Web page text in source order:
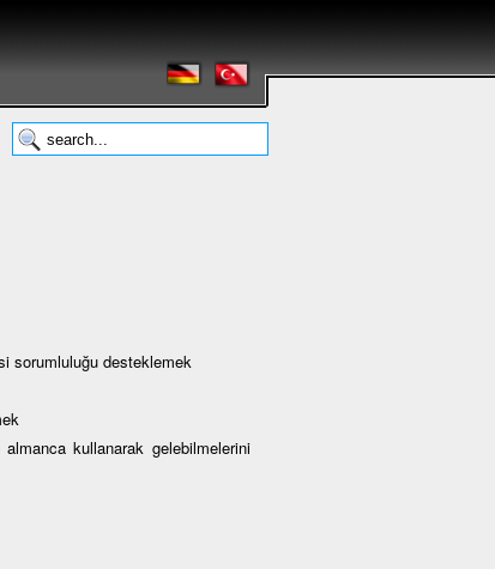
sorumluluğu desteklemek
kullanarak gelebilmelerini